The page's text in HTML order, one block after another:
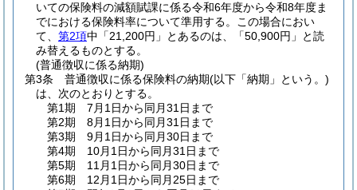
いての保険料の減額賦課に係る令和6年度から令和8年度ま
でにおける保険料率について準用する。
この場合におい
て、 第2項中「21,200円」とあるのは、「50,900円」と読
み替えるものとする。
(普通徴収に係る納期)
第3条
普通徴収に係る保険料の納期(以下「納期」という。)
は、次のとおりとする。
第1期 7月1日から同月31日まで
第2期 8月1日から同月31日まで
第3期 9月1日から同月30日まで
第4期 10月1日から同月31日まで
第5期 11月1日から同月30日まで
第6期 12月1日から同月25日まで